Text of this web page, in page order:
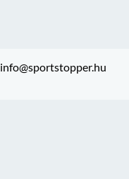
info@sportstopper.hu